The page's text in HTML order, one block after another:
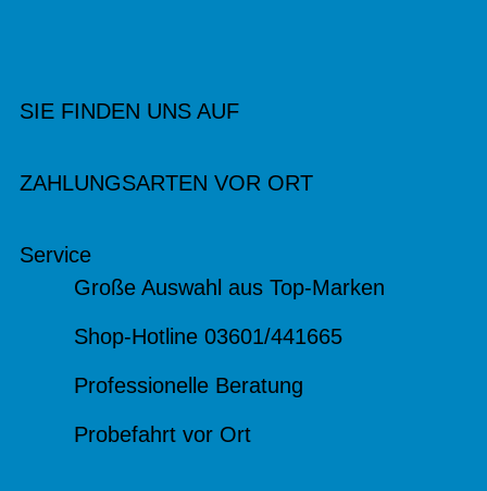
SIE FINDEN UNS AUF
ZAHLUNGSARTEN VOR ORT
Service
Große Auswahl aus Top-Marken
Shop-Hotline 03601/441665
Professionelle Beratung
Probefahrt vor Ort